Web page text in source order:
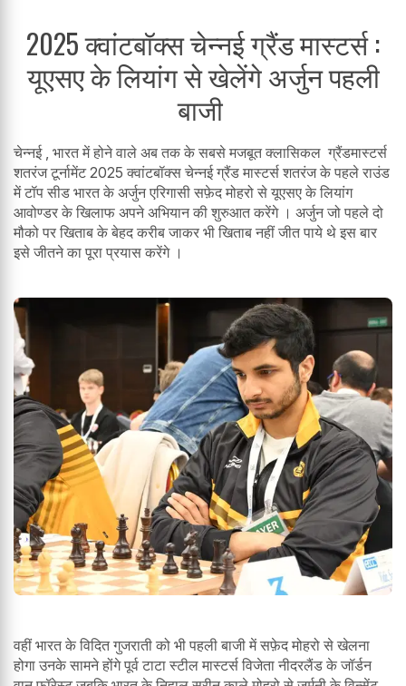
2025 क्वांटबॉक्स चेन्नई ग्रैंड मास्टर्स :
यूएसए के लियांग से खेलेंगे अर्जुन पहली
बाजी
चेन्नई , भारत में होने वाले अब तक के सबसे मजबूत क्लासिकल ग्रैंडमास्टर्स
शतरंज टूर्नामेंट 2025 क्वांटबॉक्स चेन्नई ग्रैंड मास्टर्स शतरंज के पहले राउंड
में टॉप सीड भारत के अर्जुन एरिगासी सफ़ेद मोहरो से यूएसए के लियांग
आवोण्डर के खिलाफ अपने अभियान की शुरुआत करेंगे । अर्जुन जो पहले दो
मौको पर खिताब के बेहद करीब जाकर भी खिताब नहीं जीत पाये थे इस बार
इसे जीतने का पूरा प्रयास करेंगे ।
वहीं भारत के विदित गुजराती को भी पहली बाजी में सफ़ेद मोहरो से खेलना
होगा उनके सामने होंगे पूर्व टाटा स्टील मास्टर्स विजेता नीदरलैंड के जॉर्डन